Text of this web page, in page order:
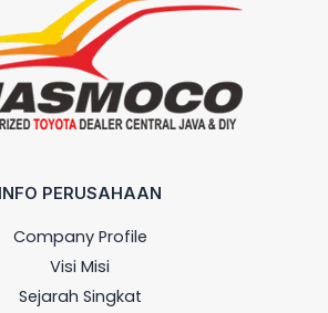
INFO PERUSAHAAN
Company Profile
Visi Misi
Sejarah Singkat